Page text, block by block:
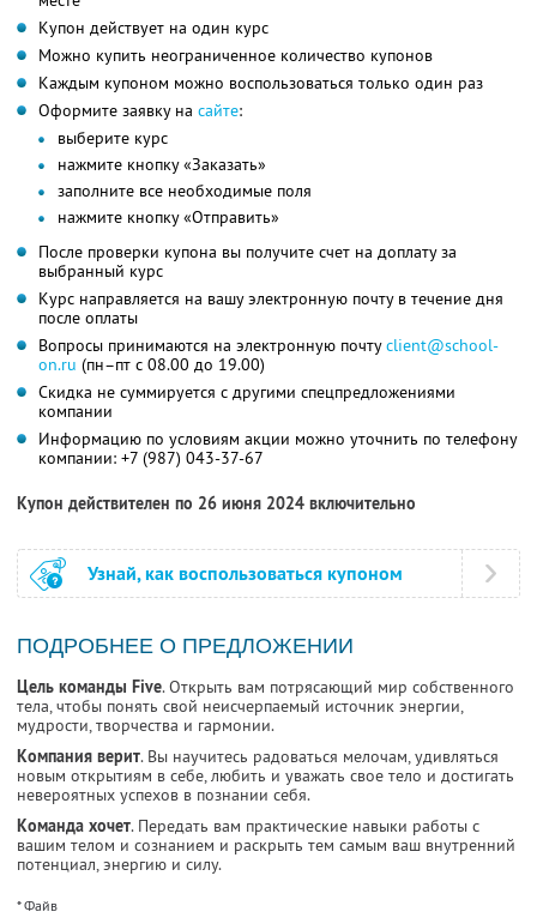
Купон действует на один курс
Можно купить неограниченное количество купонов
Каждым купоном можно воспользоваться только один раз
Оформите заявку на сайте:
выберите курс
нажмите кнопку «Заказать»
заполните все необходимые поля
нажмите кнопку «Отправить»
После проверки купона вы получите счет на доплату за
выбранный курс
Курс направляется на вашу электронную почту в течение дня
после оплаты
Вопросы принимаются на электронную почтуclient@school-
on.ru (пн–пт с 08.00 до 19.00)
Скидка не суммируется с другими спецпредложениями
компании
Информацию по условиям акции можно уточнить по телефону
компании: +7 (987) 043-37-67
Купон действителен по 26 июня 2024 включительно
Узнай, как воспользоваться купоном
ПОДРОБНЕЕ О ПРЕДЛОЖЕНИИ
Цель команды Five. Открыть вам потрясающий мир собственного
тела, чтобы понять свой неисчерпаемый источник энергии,
мудрости, творчества и гармонии.
Компания верит. Вы научитесь радоваться мелочам, удивляться
новым открытиям в себе, любить и уважать свое тело и достигать
невероятных успехов в познании себя.
Команда хочет. Передать вам практические навыки работы с
вашим телом и сознанием и раскрыть тем самым ваш внутренний
потенциал, энергию и силу.
* Файв